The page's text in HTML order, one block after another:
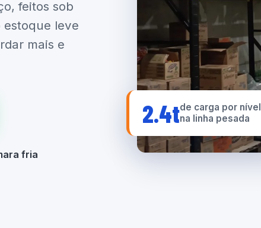
feitos sob
estoque leve
mais e
fria
2.4tde carga por nível
na linha pesada